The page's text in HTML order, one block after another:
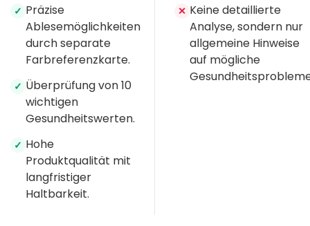
✓ Präzise
Ablesemöglichkeiten
durch separate
Farbreferenzkarte.
✓ Überprüfung von 10
wichtigen
Gesundheitswerten.
✓ Hohe
Produktqualität mit
langfristiger
Haltbarkeit.
✕ Keine detaillierte
Analyse, sondern nur
allgemeine Hinweise
auf mögliche